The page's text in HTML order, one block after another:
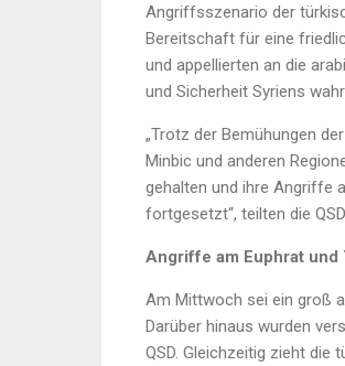
Angriffsszenario der
Bereitschaft für eine
und appellierten an die
und Sicherheit Syriens
„Trotz der Bemühungen
Minbic und anderen
gehalten und ihre Angriffe
fortgesetzt“, teilten die
Angriffe am Euphrat und
Am Mittwoch sei ein groß
Darüber hinaus wurden
QSD. Gleichzeitig zieht die